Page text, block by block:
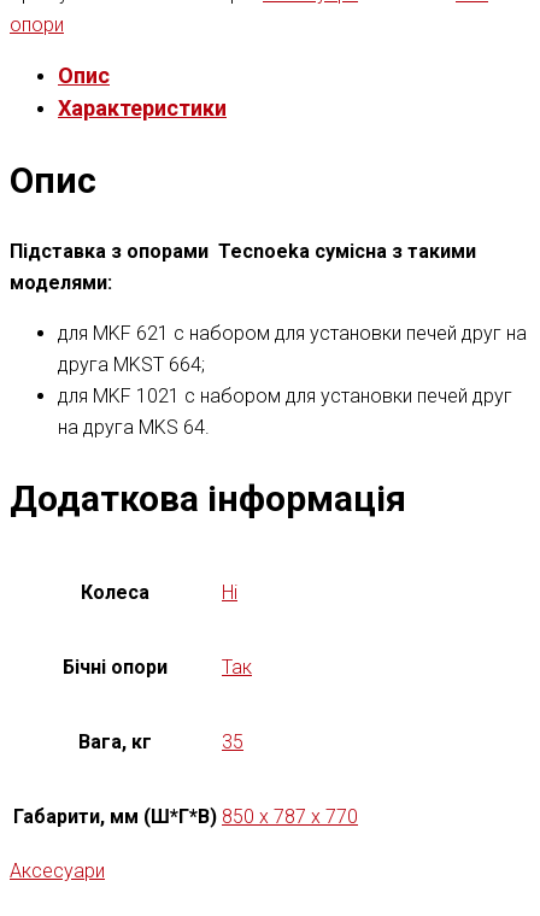
опори
Опис
Характеристики
Опис
Підставка з опорами Tecnoeka сумісна з такими
моделями:
для MKF 621 с набором для установки печей друг на
друга MKST 664;
для MKF 1021 с набором для установки печей друг
на друга MKS 64.
Додаткова інформація
Колеса Ні
Бічні опори Так
Вага, кг 35
Габарити, мм (Ш*Г*В) 850 x 787 x 770
Аксесуари